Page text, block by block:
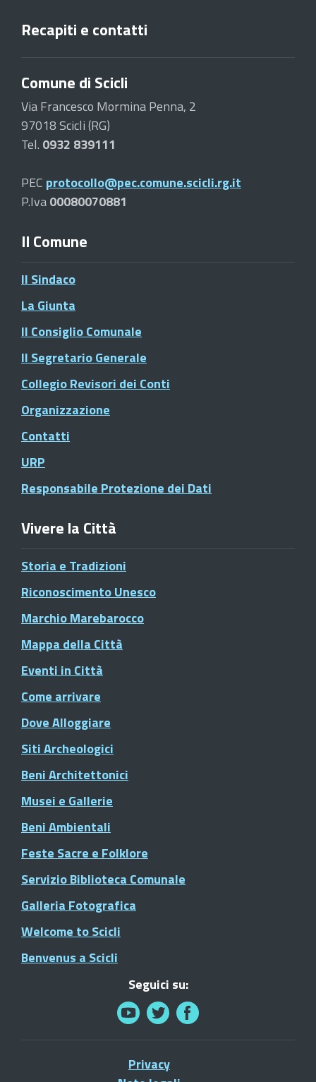
Recapiti e contatti
Comune di Scicli
Via Francesco Mormina Penna, 2
97018 Scicli (RG)
Tel. 0932 839111
PEC protocollo@pec.comune.scicli.rg.it
P.Iva00080070881
Il Comune
Il Sindaco
La Giunta
Il Consiglio Comunale
Il Segretario Generale
Collegio Revisori dei Conti
Organizzazione
Contatti
URP
Responsabile Protezione dei Dati
Vivere la Città
Storia e Tradizioni
Riconoscimento Unesco
Marchio Marebarocco
Mappa della Città
Eventi in Città
Come arrivare
Dove Alloggiare
Siti Archeologici
Beni Architettonici
Musei e Gallerie
Beni Ambientali
Feste Sacre e Folklore
Servizio Biblioteca Comunale
Galleria Fotografica
Welcome to Scicli
Benvenus a Scicli
Seguici su:
Privacy